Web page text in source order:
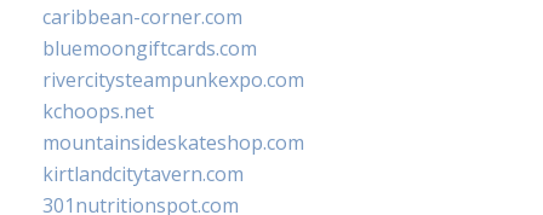
caribbean-corner.com
bluemoongiftcards.com
rivercitysteampunkexpo.com
kchoops.net
mountainsideskateshop.com
kirtlandcitytavern.com
301nutritionspot.com